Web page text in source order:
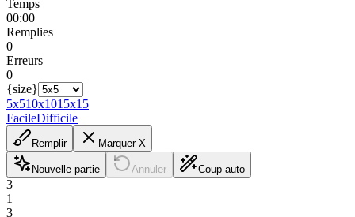
Temps
00:00
Remplies
0
Erreurs
0
{size}
5x510x1015x15
FacileDifficile
Remplir Marquer X
Nouvelle partie Annuler Coup auto
3
1
3